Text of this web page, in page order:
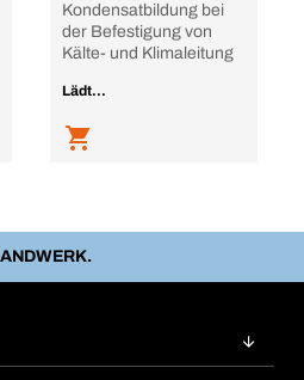
Kondensatbildung bei
der Befestigung von
Kälte- und Klimaleitung
Lädt...